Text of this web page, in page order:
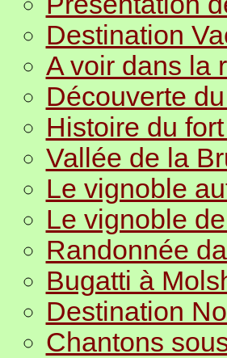
Destination
A voir dans la
Découverte
Histoire du
Vallée de la
Le vignoble
Le vignoble
Randonnée
Bugatti à
Destination
Chantons